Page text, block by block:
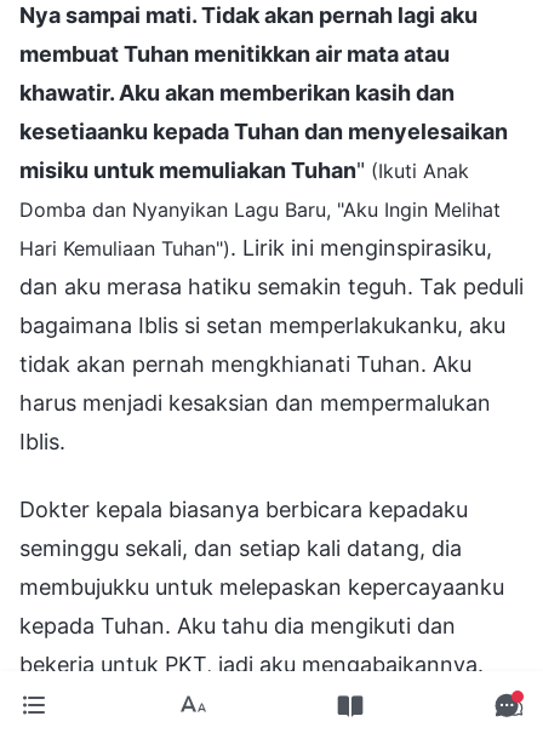
Nya sampai mati. Tidak akan pernah lagi aku
membuat Tuhan menitikkan air mata atau
khawatir. Aku akan memberikan kasih dan
kesetiaanku kepada Tuhan dan menyelesaikan
misiku untuk memuliakan Tuhan" (Ikuti Anak
Domba dan Nyanyikan Lagu Baru, "Aku Ingin Melihat
Hari Kemuliaan Tuhan"). Lirik ini menginspirasiku,
dan aku merasa hatiku semakin teguh. Tak peduli
bagaimana Iblis si setan memperlakukanku, aku
tidak akan pernah mengkhianati Tuhan. Aku
harus menjadi kesaksian dan mempermalukan
Iblis.
Dokter kepala biasanya berbicara kepadaku
seminggu sekali, dan setiap kali datang, dia
membujukku untuk melepaskan kepercayaanku
kepada Tuhan. Aku tahu dia mengikuti dan
bekerja untuk PKT, jadi aku mengabaikannya.
Setelah itu, dia datang lagi untuk berbicara